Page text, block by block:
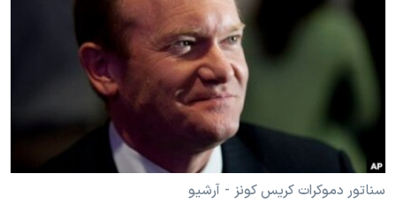
فرهنگ و زندگی
اقتصادی
اسرائیل در جنگ
گالری عکس
مستندها
انتخابات ریاست جمهوری آمریکا ۲۰۲۴
حمله جمهوری اسلامی به اسرائیل
ورزش زنان در ایران
اعتراضات زن، زندگی، آزادی
دنبال کنید
زبانهای مختلف
سناتور دموکرات کریس کونز - آرشیو